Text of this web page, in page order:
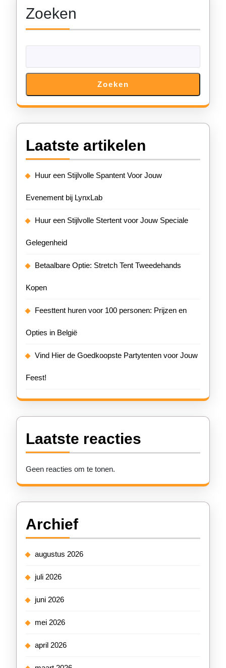
Juiste
Keuze
Zoeken
Zoeken
Laatste artikelen
Huur een Stijlvolle Spantent Voor Jouw
Evenement bij LynxLab
Huur een Stijlvolle Stertent voor Jouw Speciale
Gelegenheid
Betaalbare Optie: Stretch Tent Tweedehands
Kopen
Feesttent huren voor 100 personen: Prijzen en
Opties in België
Vind Hier de Goedkoopste Partytenten voor Jouw
Feest!
Laatste reacties
Geen reacties om te tonen.
Archief
augustus 2026
juli 2026
juni 2026
mei 2026
april 2026